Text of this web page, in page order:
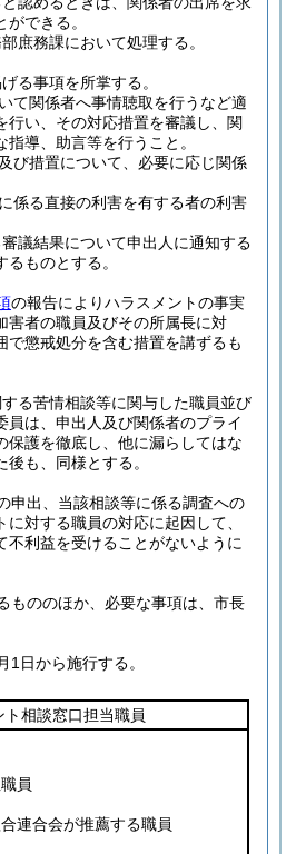
できる。
庶務課において処理する。
る事項を所掌する。
て関係者へ事情聴取を行うなど適
行い、その対応措置を審議し、関
導、助言等を行うこと。
び措置について、必要に応じ関係
係る直接の利害を有する者の利害
議結果について申出人に通知する
ものとする。
の報告によりハラスメントの事実
害者の職員及びその所属長に対
で懲戒処分を含む措置を講ずるも
る苦情相談等に関与した職員並び
員は、申出人及び関係者のプライ
保護を徹底し、他に漏らしてはな
後も、同様とする。
申出、当該相談等に係る調査への
対する職員の対応に起因して、
不利益を受けることがないように
もののほか、必要な事項は、市長
1日から施行する。
ト相談窓口担当職員
員
連合会が推薦する職員